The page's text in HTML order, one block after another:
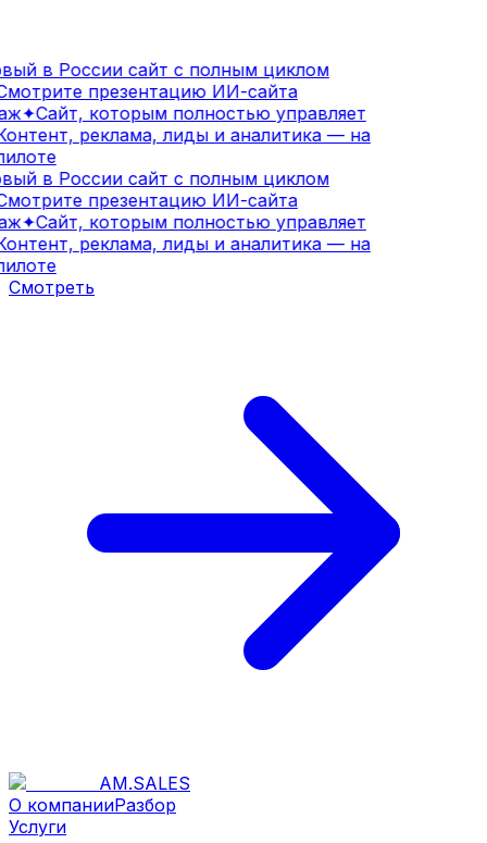
в России сайт с полным циклом
презентацию ИИ-сайта
✦Сайт, которым полностью управляет
реклама, лиды и аналитика — на
в России сайт с полным циклом
презентацию ИИ-сайта
✦Сайт, которым полностью управляет
реклама, лиды и аналитика — на
Смотреть
AM.SALES
О компанииРазбор
Услуги